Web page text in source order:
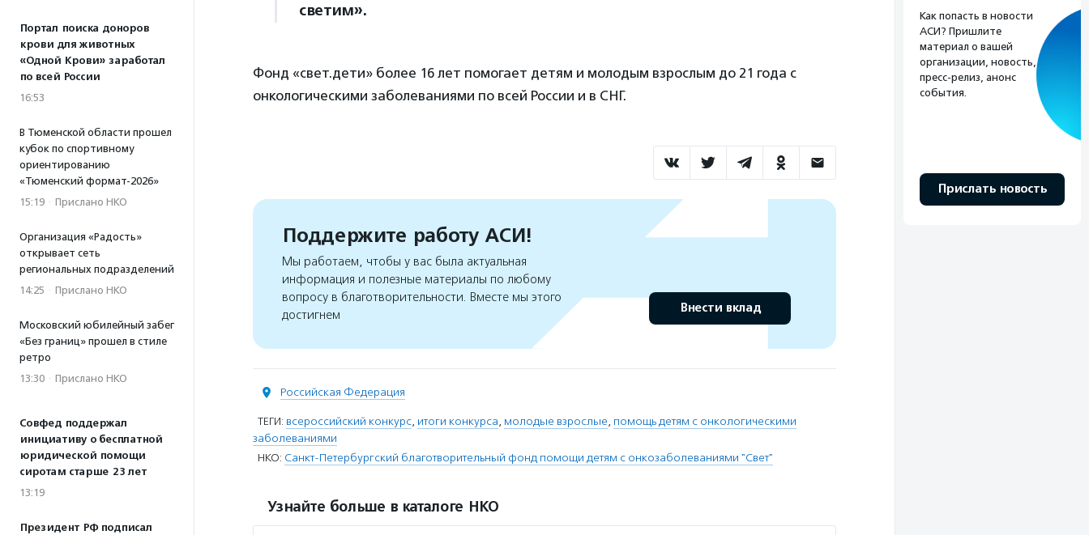
Портал поиска доноров
крови для животных
«Одной Крови» заработал
по всей России
16:53
В Тюменской области прошел
кубок по спортивному
ориентированию
«Тюменский формат-2026»
15:19 · Прислано НКО
Организация «Радость»
открывает сеть
региональных подразделений
14:25 · Прислано НКО
Московский юбилейный забег
«Без границ» прошел в стиле
ретро
13:30 · Прислано НКО
Совфед поддержал
инициативу о бесплатной
юридической помощи
сиротам старше 23 лет
13:19
Президент РФ подписал
светим».
Фонд «свет.дети» более 16 лет помогает детям и молодым взрослым до 21 года с
онкологическими заболеваниями по всей России и в СНГ.
Поддержите работу АСИ!
Мы работаем, чтобы у вас была актуальная
информация и полезные материалы по любому
вопросу в благотворительности. Вместе мы этого
достигнем
Внести вклад
Российская Федерация
ТЕГИ: всероссийский конкурс, итоги конкурса, молодые взрослые, помощь детям с онкологическими
заболеваниями
НКО: Санкт-Петербургский благотворительный фонд помощи детям с онкозаболеваниями "Свет"
Узнайте больше в каталоге НКО
Как попасть в новости
АСИ? Пришлите
материал о вашей
организации, новость,
пресс-релиз, анонс
события.
Прислать новость